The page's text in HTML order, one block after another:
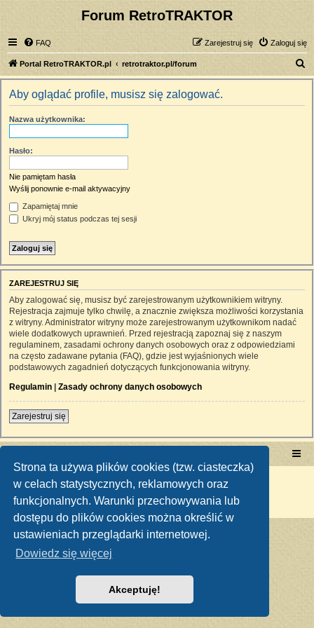
Strona ta używa plików cookies (tzw. ciasteczka)
w celach statystycznych, reklamowych oraz
funkcjonalnych. Warunki przechowywania lub
dostępu do plików cookies można określić w
ustawieniach przeglądarki internetowej.
Dowiedz się więcej
Akceptuję!
Forum RetroTRAKTOR
FAQ Zaloguj się
Zarejestruj się
Portal RetroTRAKTOR.pl retrotraktor.pl/forum
z
Aby oglądać profile, musisz się zalogować.
Nazwa użytkownika:
Hasło:
Nie pamiętam hasła
Wyślij ponownie e-mail aktywacyjny
Zapamiętaj mnie
Ukryj mój status podczas tej sesji
ZAREJESTRUJ SIĘ
Aby zalogować się, musisz być zarejestrowanym użytkownikiem witryny.
Rejestracja zajmuje tylko chwilę, a znacznie zwiększa możliwości korzystania
z witryny. Administrator witryny może zarejestrowanym użytkownikom nadać
wiele dodatkowych uprawnień. Przed rejestracją zapoznaj się z naszym
regulaminem, zasadami ochrony danych osobowych oraz z odpowiedziami
na często zadawane pytania (FAQ), gdzie jest wyjaśnionych wiele
podstawowych zagadnień dotyczących funkcjonowania witryny.
Regulamin | Zasady ochrony danych osobowych
Zarejestruj się
Technologię dostarcza phpBB ® Forum Software © phpBB Limited
Polski pakiet językowy dostarcza
Zasady ochrony danych osobowych|Regulamin